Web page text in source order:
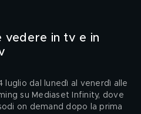
luglio dal lunedì al venerdì alle
su Mediaset Infinity, dove
on demand dopo la prima